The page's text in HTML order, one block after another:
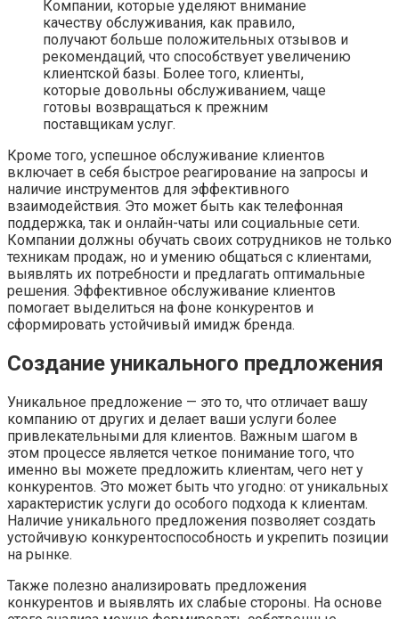
Компании, которые уделяют внимание
качеству обслуживания, как правило,
получают больше положительных отзывов и
рекомендаций, что способствует увеличению
клиентской базы. Более того, клиенты,
которые довольны обслуживанием, чаще
готовы возвращаться к прежним
поставщикам услуг.
Кроме того, успешное обслуживание клиентов
включает в себя быстрое реагирование на запросы и
наличие инструментов для эффективного
взаимодействия. Это может быть как телефонная
поддержка, так и онлайн-чаты или социальные сети.
Компании должны обучать своих сотрудников не только
техникам продаж, но и умению общаться с клиентами,
выявлять их потребности и предлагать оптимальные
решения. Эффективное обслуживание клиентов
помогает выделиться на фоне конкурентов и
сформировать устойчивый имидж бренда.
Создание уникального предложения
Уникальное предложение — это то, что отличает вашу
компанию от других и делает ваши услуги более
привлекательными для клиентов. Важным шагом в
этом процессе является четкое понимание того, что
именно вы можете предложить клиентам, чего нет у
конкурентов. Это может быть что угодно: от уникальных
характеристик услуги до особого подхода к клиентам.
Наличие уникального предложения позволяет создать
устойчивую конкурентоспособность и укрепить позиции
на рынке.
Также полезно анализировать предложения
конкурентов и выявлять их слабые стороны. На основе